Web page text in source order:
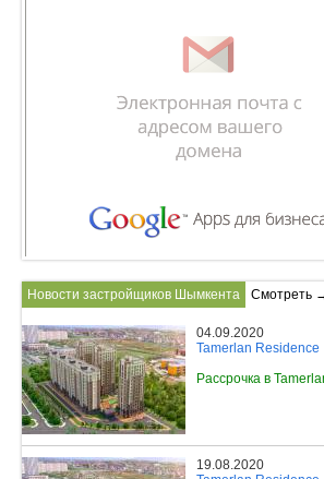
Новости застройщиков Шымкента Смотреть
04.09.2020
Tamerlan Residence
Рассрочка в
19.08.2020